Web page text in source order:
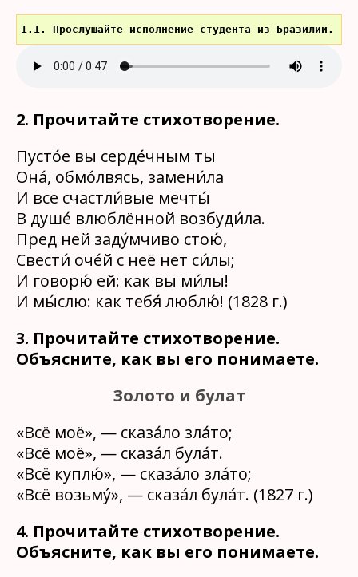
1.1. Прослушайте исполнение студента из Бразилии.
2. Прочитайте стихотворение.
Пусто́е вы серде́чным ты
Она́, обмо́лвясь, замени́ла
И все счастли́вые мечты́
В душе́ влюблённой возбуди́ла.
Пред ней заду́мчиво стою́,
Свести́ оче́й с неё нет си́лы;
И говорю́ ей: как вы ми́лы!
И мы́слю: как тебя́ люблю́! (1828 г.)
3. Прочитайте стихотворение.
Объясните, как вы его понимаете.
Золото и булат
«Всё моё», — сказа́ло зла́то;
«Всё моё», — сказа́л була́т.
«Всё куплю́», — сказа́ло зла́то;
«Всё возьму́», — сказа́л була́т. (1827 г.)
4. Прочитайте стихотворение.
Объясните, как вы его понимаете.